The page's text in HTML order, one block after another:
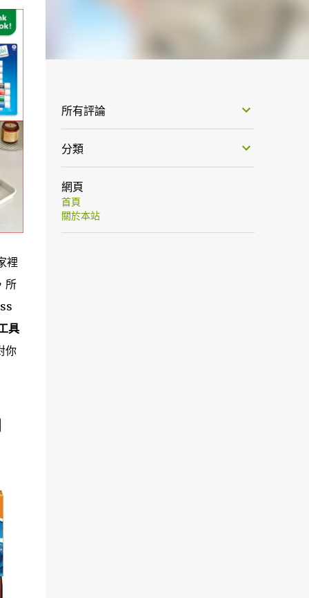
裡
所
具
你
所有評論
分類
網頁
首頁
關於本站